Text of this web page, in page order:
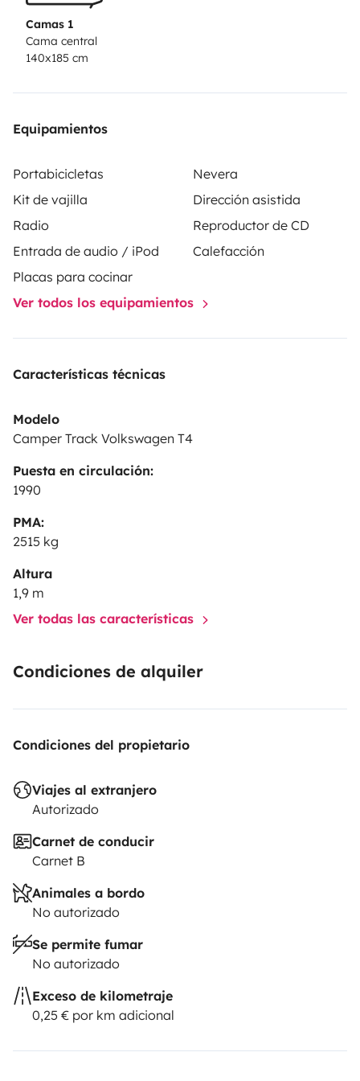
Umweltplakette
wegfahren -Wir sind flexibel!
Camas 1
Cama central
140x185 cm
Equipamientos
Portabicicletas
Nevera
Kit de vajilla
Dirección asistida
Radio
Reproductor de CD
Entrada de audio / iPod
Calefacción
Placas para cocinar
Ver todos los equipamientos
Características técnicas
Modelo
Camper Track Volkswagen T4
Puesta en circulación:
1990
PMA:
2515 kg
Altura
1,9 m
Ver todas las características
Condiciones de alquiler
Condiciones del propietario
Viajes al extranjero
Autorizado
Carnet de conducir
Carnet B
Animales a bordo
No autorizado
Se permite fumar
No autorizado
Exceso de kilometraje
0,25 € por km adicional